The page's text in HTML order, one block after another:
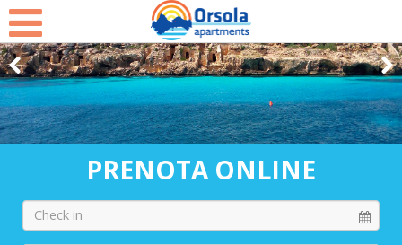
PRENOTA ONLINE